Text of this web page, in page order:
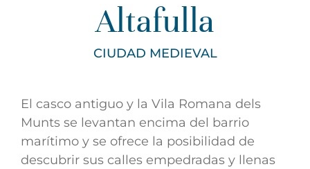
Altafulla
CIUDAD MEDIEVAL
El casco antiguo y la Vila Romana dels
Munts se levantan encima del barrio
marítimo y se ofrece la posibilidad de
descubrir sus calles empedradas y llenas